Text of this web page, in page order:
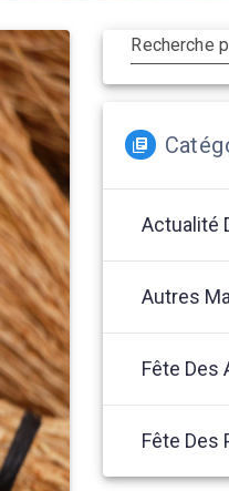
Recherche
Actualité
Autres
Fête Des
Fête Des